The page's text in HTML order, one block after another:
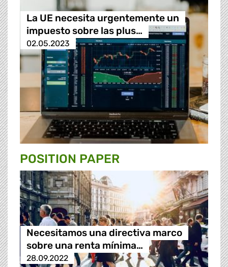
La UE necesita urgentemente un
impuesto sobre las plus…
02.05.2023
POSITION PAPER
Necesitamos una directiva marco
sobre una renta mínima…
28.09.2022